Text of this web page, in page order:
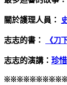
關於護理人員：
志志的書：
《刀
志志的演講： 珍